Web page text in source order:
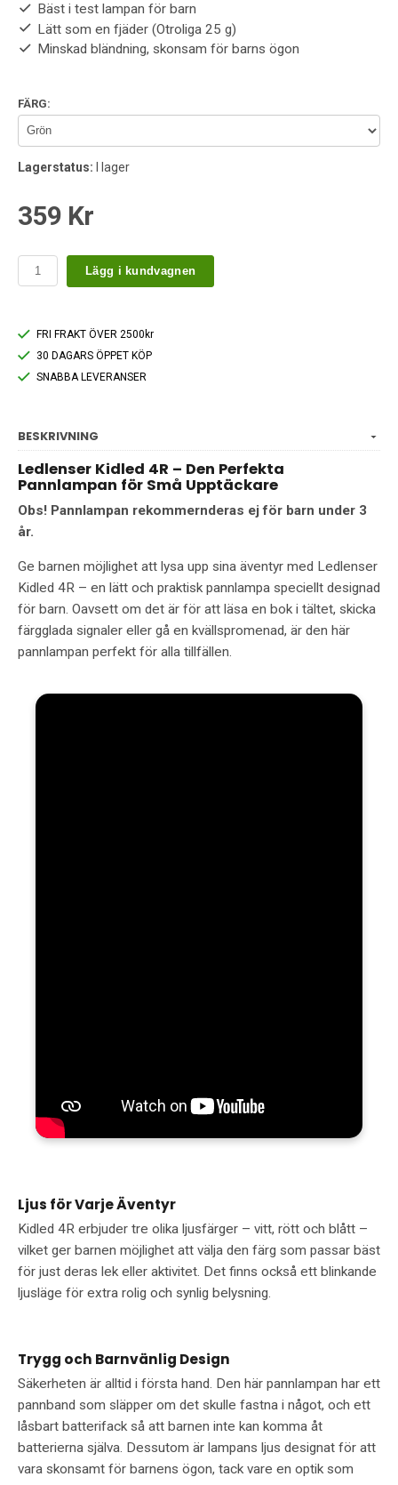
Bäst i test lampan för barn
Lätt som en fjäder (Otroliga 25 g)
Minskad bländning, skonsam för barns ögon
FÄRG:
Lagerstatus: I lager
359 Kr
Lägg i kundvagnen
FRI FRAKT ÖVER 2500kr
30 DAGARS ÖPPET KÖP
SNABBA LEVERANSER
BESKRIVNING
Ledlenser Kidled 4R – Den Perfekta
Pannlampan för Små Upptäckare
Obs! Pannlampan rekommernderas ej för barn under 3
år.
Ge barnen möjlighet att lysa upp sina äventyr med Ledlenser
Kidled 4R – en lätt och praktisk pannlampa speciellt designad
för barn. Oavsett om det är för att läsa en bok i tältet, skicka
färgglada signaler eller gå en kvällspromenad, är den här
pannlampan perfekt för alla tillfällen.
Ljus för Varje Äventyr
Kidled 4R erbjuder tre olika ljusfärger – vitt, rött och blått –
vilket ger barnen möjlighet att välja den färg som passar bäst
för just deras lek eller aktivitet. Det finns också ett blinkande
ljusläge för extra rolig och synlig belysning.
Trygg och Barnvänlig Design
Säkerheten är alltid i första hand. Den här pannlampan har ett
pannband som släpper om det skulle fastna i något, och ett
låsbart batterifack så att barnen inte kan komma åt
batterierna själva. Dessutom är lampans ljus designat för att
vara skonsamt för barnens ögon, tack vare en optik som